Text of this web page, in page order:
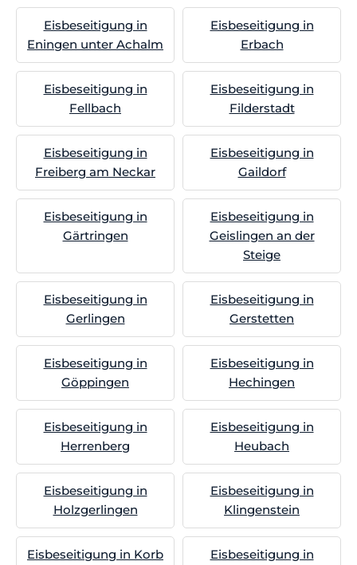
Eisbeseitigung in
Eningen unter Achalm
Eisbeseitigung in
Erbach
Eisbeseitigung in
Fellbach
Eisbeseitigung in
Filderstadt
Eisbeseitigung in
Freiberg am Neckar
Eisbeseitigung in
Gaildorf
Eisbeseitigung in
Gärtringen
Eisbeseitigung in
Geislingen an der
Steige
Eisbeseitigung in
Gerlingen
Eisbeseitigung in
Gerstetten
Eisbeseitigung in
Göppingen
Eisbeseitigung in
Hechingen
Eisbeseitigung in
Herrenberg
Eisbeseitigung in
Heubach
Eisbeseitigung in
Holzgerlingen
Eisbeseitigung in
Klingenstein
Eisbeseitigung in Korb
Eisbeseitigung in